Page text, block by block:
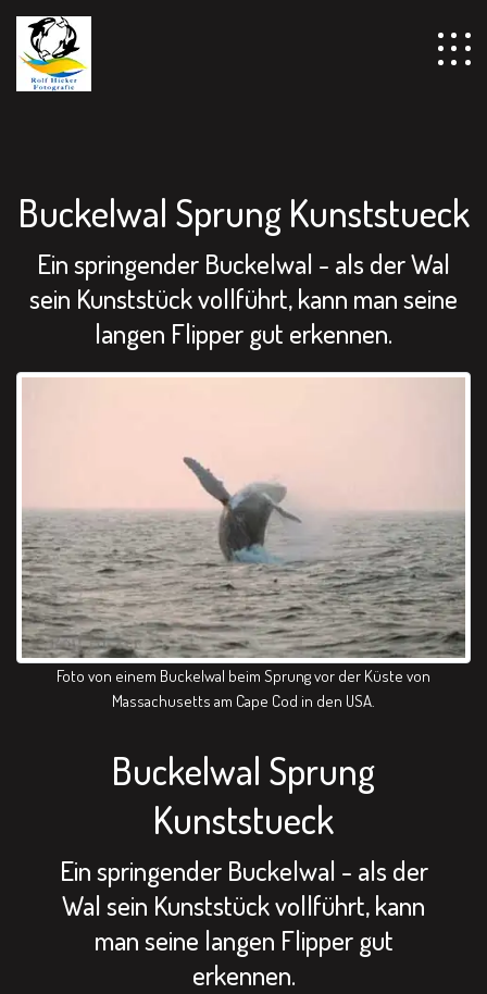
================================================== -->
Buckelwal Sprung Kunststueck
Ein springender Buckelwal - als der Wal
sein Kunststück vollführt, kann man seine
langen Flipper gut erkennen.
Foto von einem Buckelwal beim Sprung vor der Küste von
Massachusetts am Cape Cod in den USA.
Buckelwal Sprung
Kunststueck
Ein springender Buckelwal - als der
Wal sein Kunststück vollführt, kann
man seine langen Flipper gut
erkennen.